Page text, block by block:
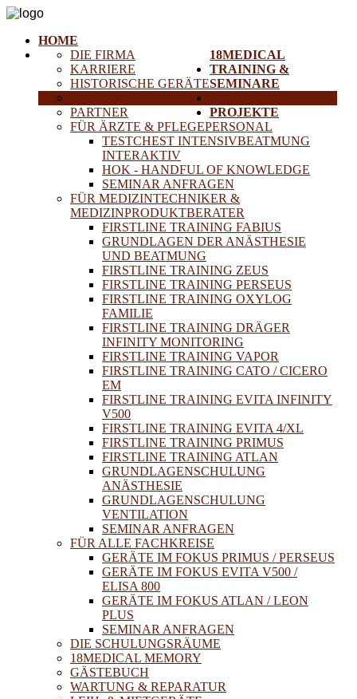
HOME
18MEDICAL
DIE FIRMA
KARRIERE
HISTORISCHE GERÄTE
PARTNER
TRAINING &
SEMINARE
FÜR ÄRZTE & PFLEGEPERSONAL
TESTCHEST INTENSIVBEATMUNG
INTERAKTIV
HOK - HANDFUL OF KNOWLEDGE
SEMINAR ANFRAGEN
FÜR MEDIZINTECHNIKER &
MEDIZINPRODUKTBERATER
FIRSTLINE TRAINING FABIUS
GRUNDLAGEN DER ANÄSTHESIE
UND BEATMUNG
FIRSTLINE TRAINING ZEUS
FIRSTLINE TRAINING PERSEUS
FIRSTLINE TRAINING OXYLOG
FAMILIE
FIRSTLINE TRAINING DRÄGER
INFINITY MONITORING
FIRSTLINE TRAINING VAPOR
FIRSTLINE TRAINING CATO / CICERO
EM
FIRSTLINE TRAINING EVITA INFINITY
V500
FIRSTLINE TRAINING EVITA 4/XL
FIRSTLINE TRAINING PRIMUS
FIRSTLINE TRAINING ATLAN
GRUNDLAGENSCHULUNG
ANÄSTHESIE
GRUNDLAGENSCHULUNG
VENTILATION
SEMINAR ANFRAGEN
FÜR ALLE FACHKREISE
GERÄTE IM FOKUS PRIMUS / PERSEUS
GERÄTE IM FOKUS EVITA V500 /
ELISA 800
GERÄTE IM FOKUS ATLAN / LEON
PLUS
SEMINAR ANFRAGEN
DIE SCHULUNGSRÄUME
18MEDICAL MEMORY
GÄSTEBUCH
WARTUNG & REPARATUR
PROJEKTE